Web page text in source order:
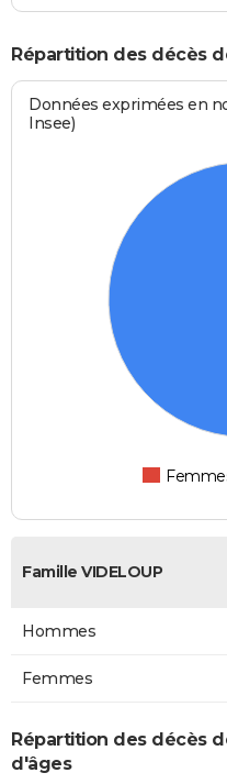
Répartition des décès
Données exprimées en
Insee)
Famille VIDELOUP
Hommes
Femmes
Répartition des décès
d'âges